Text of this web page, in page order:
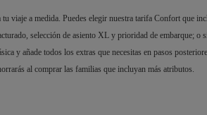
tu viaje a medida. Puedes elegir nuestra tarifa Confort que
selección de asiento XL y prioridad de embarque; o
y añade todos los extras que necesitas en pasos
al comprar las familias que incluyan más atributos.